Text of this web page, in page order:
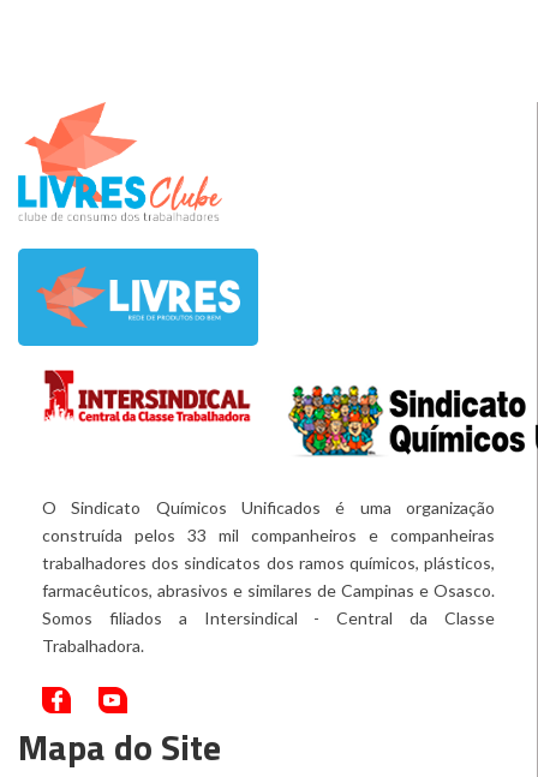
O Sindicato Químicos Unificados é uma organização
construída pelos 33 mil companheiros e companheiras
trabalhadores dos sindicatos dos ramos químicos, plásticos,
farmacêuticos, abrasivos e similares de Campinas e Osasco.
Somos filiados a Intersindical - Central da Classe
Trabalhadora.
Mapa do Site